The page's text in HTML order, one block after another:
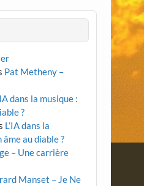
Pat Metheny –
dans la musique :
?
L’IA dans la
au diable ?
– Une carrière
Manset – Je Ne